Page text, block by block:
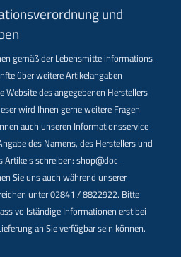
und
gemäß der Lebensmittel­informations­
über weitere Artikelangaben
des angegebenen Herstellers
wird Ihnen gerne weitere Fragen
auch unseren Informationsservice
des Namens, des Herstellers und
Artikels schreiben: shop@doc-
Sie uns auch während unserer
unter 02841 / 8822922. Bitte
vollständige Informationen erst bei
an Sie verfügbar sein können.